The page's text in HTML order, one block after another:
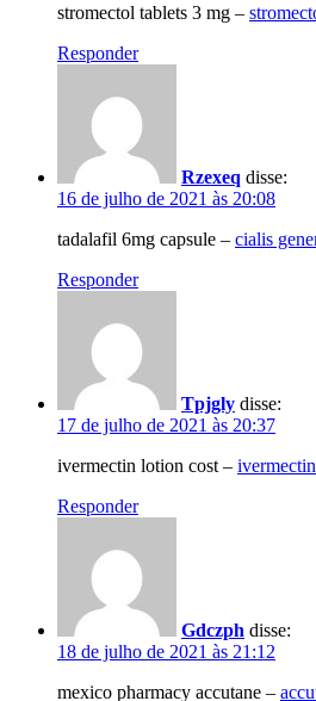
stromectol tablets 3 mg –
Responder
Rzexeq disse:
16 de julho de 2021 às 20:08
tadalafil 6mg capsule – cialis
Responder
Tpjgly disse:
17 de julho de 2021 às 20:37
ivermectin lotion cost –
Responder
Gdczph disse:
18 de julho de 2021 às 21:12
mexico pharmacy accutane –